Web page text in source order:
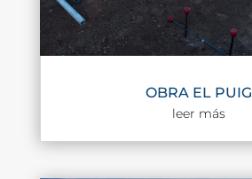
OBRA EL PUIG
leer más